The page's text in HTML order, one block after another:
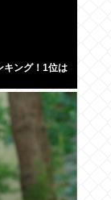
キング！1位は